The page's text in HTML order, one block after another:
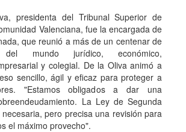
presidenta del Tribunal Superior de
Valenciana, fue la encargada de
que reunió a más de un centenar de
del mundo jurídico, económico,
y colegial. De la Oliva animó a
sencillo, ágil y eficaz para proteger a
"Estamos obligados a dar una
La Ley de Segunda
pero precisa una revisión para
el máximo provecho".